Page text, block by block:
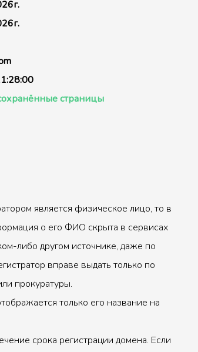
страницы
является физическое лицо, то в
о его ФИО скрыта в сервисах
либо другом источнике, даже по
вправе выдать только по
прокуратуры.
только его название на
срока регистрации домена. Если